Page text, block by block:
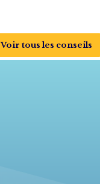
Voir tous les conseils